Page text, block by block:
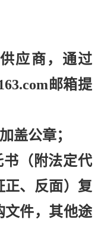
应商，通过
邮箱提
盖公章；
（附法定代
正、反面）复
文件，其他途